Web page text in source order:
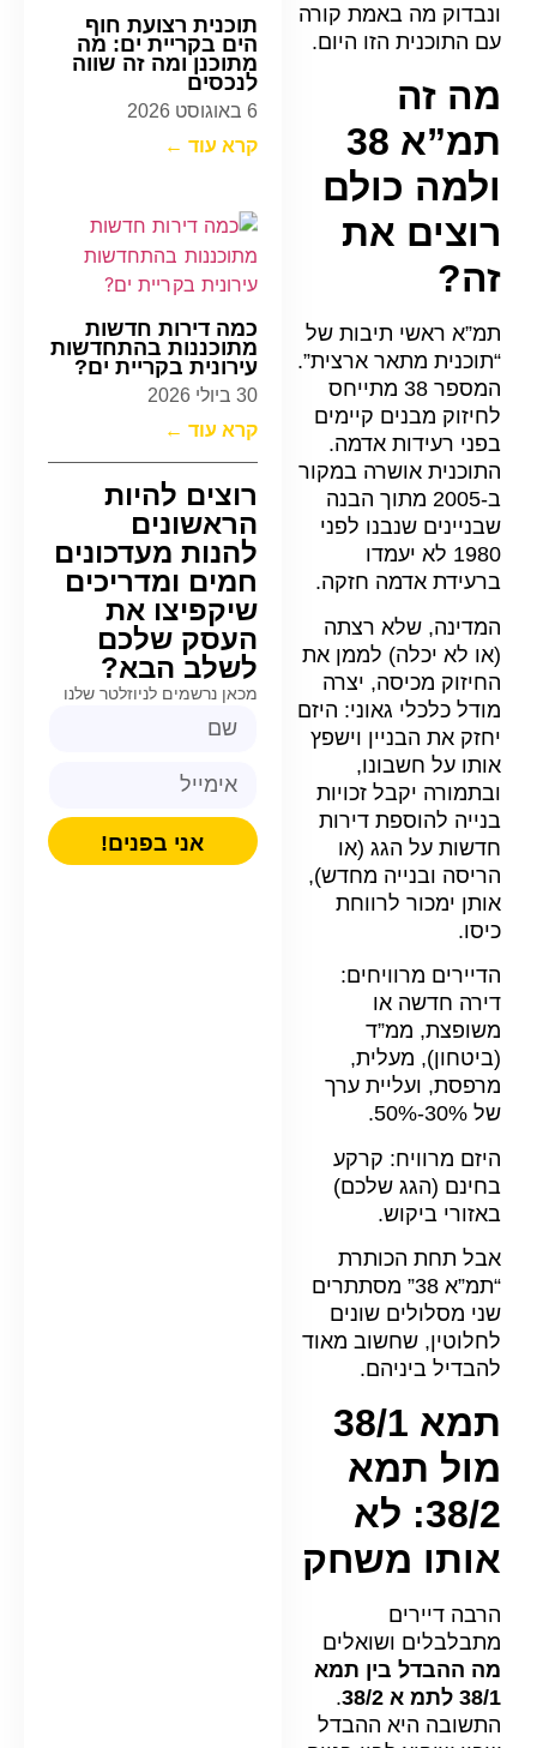
תוכנית רצועת חוף
הים בקריית ים: מה
מתוכנן ומה זה שווה
לנכסים
6 באוגוסט 2026
קרא עוד ←
כמה דירות חדשות
מתוכננות בהתחדשות
עירונית בקריית ים?
30 ביולי 2026
קרא עוד ←
רוצים להיות
הראשונים
להנות מעדכונים
חמים ומדריכים
שיקפיצו את
העסק שלכם
לשלב הבא?
מכאן נרשמים לניוזלטר שלנו
אני בפנים!
ונבדוק מה באמת קורה
עם התוכנית הזו היום.
מה זה
תמ”א 38
ולמה כולם
רוצים את
זה?
תמ”א ראשי תיבות של
“תוכנית מתאר ארצית”.
המספר 38 מתייחס
לחיזוק מבנים קיימים
בפני רעידות אדמה.
התוכנית אושרה במקור
ב-2005 מתוך הבנה
שבניינים שנבנו לפני
1980 לא יעמדו
ברעידת אדמה חזקה.
המדינה, שלא רצתה
(או לא יכלה) לממן את
החיזוק מכיסה, יצרה
מודל כלכלי גאוני: היזם
יחזק את הבניין וישפץ
אותו על חשבונו,
ובתמורה יקבל זכויות
בנייה להוספת דירות
חדשות על הגג (או
הריסה ובנייה מחדש),
אותן ימכור לרווחת
כיסו.
הדיירים מרוויחים:
דירה חדשה או
משופצת, ממ”ד
(ביטחון), מעלית,
מרפסת, ועליית ערך
של 30%-50%.
היזם מרוויח: קרקע
בחינם (הגג שלכם)
באזורי ביקוש.
אבל תחת הכותרת
“תמ”א 38” מסתתרים
שני מסלולים שונים
לחלוטין, שחשוב מאוד
להבדיל ביניהם.
תמא 38/1
מול תמא
38/2: לא
אותו משחק
הרבה דיירים
מתבלבלים ושואלים
מה ההבדל בין תמא
38/1 לתמ א 38/2
.
התשובה היא ההבדל